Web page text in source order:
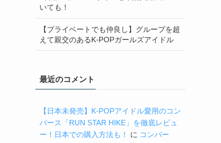
いても！
【プライベートでも仲良し】グループを超
えて親交のあるK-POPガールズアイドル
最近のコメント
【日本未発売】K-POPアイドル愛用のコン
バース「RUN STAR HIKE」を徹底レビュ
ー！日本での購入方法も！
に コンバー